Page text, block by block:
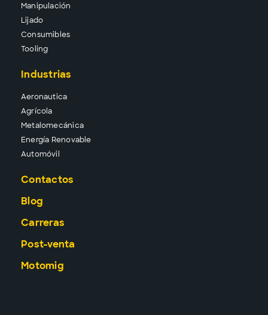
Manipulación
Lijado
Consumibles
Tooling
Industrias
Aeronautica
Agrícola
Metalomecánica
Energía Renovable
Automóvil
Contactos
Blog
Carreras
Post-venta
Motomig